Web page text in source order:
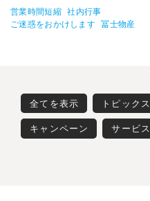
営業時間短縮 社内行事
ご迷惑をおかけします 冨士物産
全てを表示 トピックス
キャンペーン サービ